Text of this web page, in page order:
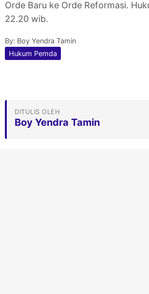
Orde Baru ke Orde Reformasi.
22.20 wib.
By: Boy Yendra Tamin
Hukum Pemda
DITULIS OLEH
Boy Yendra Tamin